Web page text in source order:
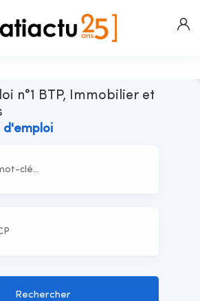
n°1 BTP, Immobilier et
d'emploi
Rechercher